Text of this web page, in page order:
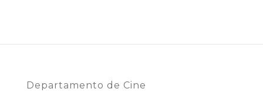
Departamento de Cine